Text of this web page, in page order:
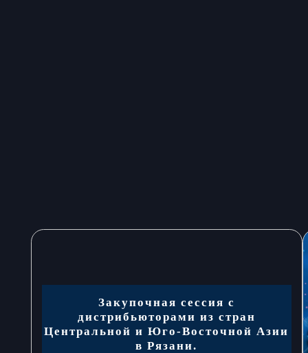
Закупочная сессия с
дистрибьюторами из стран
Центральной и Юго-Восточной Азии
в Рязани.